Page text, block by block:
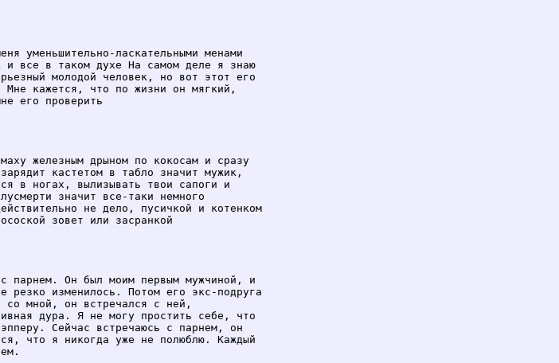
уменьшительно-ласкательными менами
и все в таком духе На самом деле я знаю
молодой человек, но вот этот его
Мне кажется, что по жизни он мягкий,
его проверить
железным дрыном по кокосам и сразу
кастетом в табло значит мужик,
в ногах, вылизывать твои сапоги и
значит все-таки немного
не дело, пусичкой и котенком
зовет или засранкой
парнем. Он был моим первым мужчиной, и
резко изменилось. Потом его экс-подруга
со мной, он встречался с ней,
дура. Я не могу простить себе, что
Сейчас встречаюсь с парнем, он
что я никогда уже не полюблю. Каждый